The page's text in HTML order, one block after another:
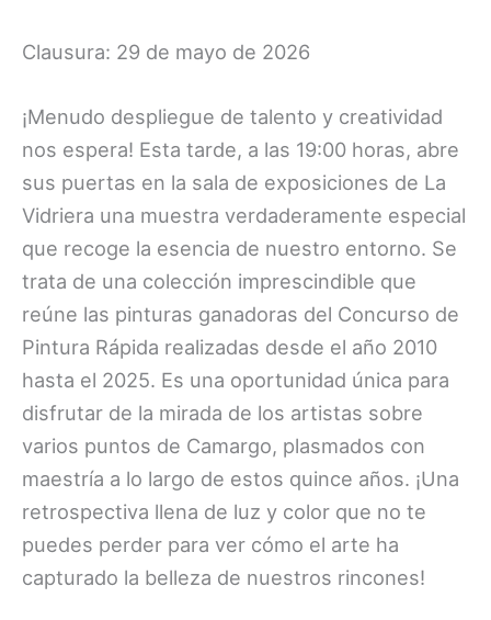
Clausura: 29 de mayo de 2026
¡Menudo despliegue de talento y creatividad
nos espera! Esta tarde, a las 19:00 horas, abre
sus puertas en la sala de exposiciones de La
Vidriera una muestra verdaderamente especial
que recoge la esencia de nuestro entorno. Se
trata de una colección imprescindible que
reúne las pinturas ganadoras del Concurso de
Pintura Rápida realizadas desde el año 2010
hasta el 2025. Es una oportunidad única para
disfrutar de la mirada de los artistas sobre
varios puntos de Camargo, plasmados con
maestría a lo largo de estos quince años. ¡Una
retrospectiva llena de luz y color que no te
puedes perder para ver cómo el arte ha
capturado la belleza de nuestros rincones!